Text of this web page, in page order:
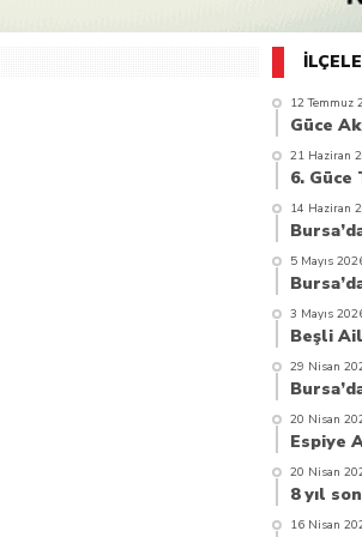
12 Temmuz
21 Haziran
14 Haziran
5 Mayıs
3 Mayıs
29 Nisan
20 Nisan
20 Nisan
16 Nisan